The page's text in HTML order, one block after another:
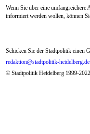
Wenn Sie über eine
informiert werden wollen, können
Schicken Sie der Stadtpolitik einen
redaktion@stadtpolitik-heidelberg.de
© Stadtpolitik Heidelberg 1999-2022